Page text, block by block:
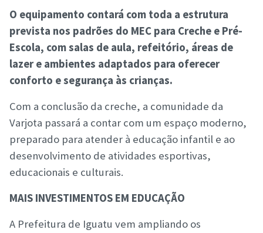
O equipamento contará com toda a estrutura
prevista nos padrões do MEC para Creche e Pré-
Escola, com salas de aula, refeitório, áreas de
lazer e ambientes adaptados para oferecer
conforto e segurança às crianças.
Com a conclusão da creche, a comunidade da
Varjota passará a contar com um espaço moderno,
preparado para atender à educação infantil e ao
desenvolvimento de atividades esportivas,
educacionais e culturais.
MAIS INVESTIMENTOS EM EDUCAÇÃO
A Prefeitura de Iguatu vem ampliando os